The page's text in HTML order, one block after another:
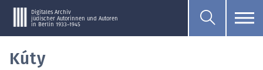
Digitales Archiv
jüdischer Autorinnen und Autoren
in Berlin 1933–1945
Kúty